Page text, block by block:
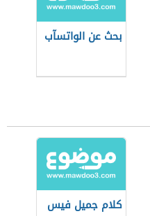
بحث عن الواتسآب
كلام جميل فيس